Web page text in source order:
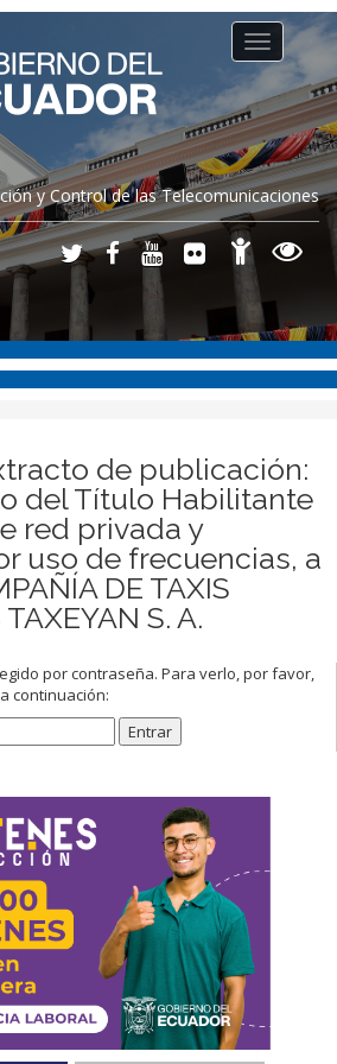
y Control de las Telecomunicaciones
Toggle
navigation
de publicación:
del Título Habilitante
red privada y
uso de frecuencias, a
DE TAXIS
S. A.
por contraseña. Para verlo, por favor,
continuación: